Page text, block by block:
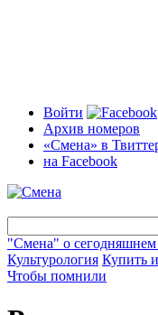
Войти
Архив номеров
«Смена» в
на Facebook
"Смена" о сегодняшнем
Культурология Купить
Чтобы помнили